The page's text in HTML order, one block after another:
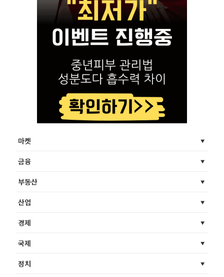
마켓
금융
부동산
산업
경제
국제
정치